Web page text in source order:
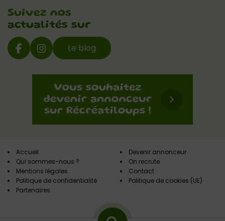
Suivez nos
actualités sur
Le blog
Accueil
Qui sommes-nous ?
Mentions légales
Politique de confidentialité
Partenaires
Devenir annonceur
On recrute
Contact
Politique de cookies (UE)